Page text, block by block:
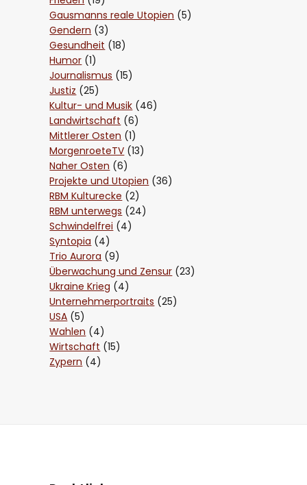
Gausmanns reale Utopien (5)
Gendern (3)
Gesundheit (18)
Humor (1)
Journalismus (15)
Justiz (25)
Kultur- und Musik (46)
Landwirtschaft (6)
Mittlerer Osten (1)
MorgenroeteTV (13)
Naher Osten (6)
Projekte und Utopien (36)
RBM Kulturecke (2)
RBM unterwegs (24)
Schwindelfrei (4)
Syntopia (4)
Trio Aurora (9)
Überwachung und Zensur (23)
Ukraine Krieg (4)
Unternehmerportraits (25)
USA (5)
Wahlen (4)
Wirtschaft (15)
Zypern (4)